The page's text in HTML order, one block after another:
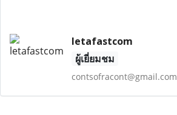
letafastcom
ผู้เยี่ยมชม
contsofracont@gmail.com